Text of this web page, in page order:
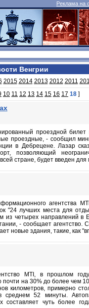
Реклама на
Венгрии
2015 2014 2013 2012 2011
10 11 12 13 14 15 16 17 18 ]
проездной билет
проездные, - сообщил
в Дебрецене. Лазар
позволяющий
стране, будет введен
агентства
"24 лучших места для
из четырех направлений в
- сообщает агентство.
новые здания, такие, как
MTI, в прошлом
на 30% до более чем
километров, примерно
52 минуты.
составляет чуть более